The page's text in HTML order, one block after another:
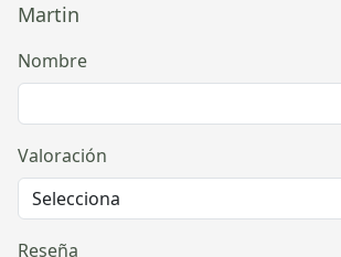
Martin
Nombre
Valoración
Reseña